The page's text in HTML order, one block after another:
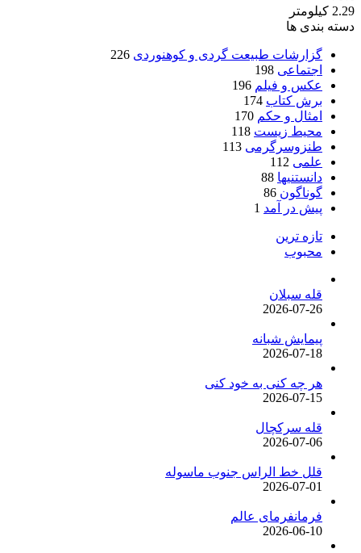
2.29 کیلومتر
دسته بندی ها
گزارشات طبیعت گردی و کوهنوردی 226
اجتماعی 198
عکس و فیلم 196
برش کتاب 174
امثال و حکم 170
محیط زیست 118
طنزوسرگرمی 113
علمی 112
دانستنیها 88
گوناگون 86
پیش در آمد 1
تازه ترین
محبوب
قله سبلان
2026-07-26
پیمایش شبانه
2026-07-18
هر چه کنی به خود کنی
2026-07-15
قله سرکچال
2026-07-06
قلل خط الراس جنوب ماسوله
2026-07-01
فرمانفرمای عالم
2026-06-10